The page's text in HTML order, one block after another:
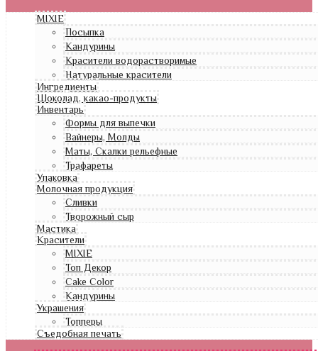
MIXIE
Посыпка
Кандурины
Красители водорастворимые
Натуральные красители
Ингредиенты
Шоколад, какао-продукты
Инвентарь
Формы для выпечки
Вайнеры, Молды
Маты, Скалки рельефные
Трафареты
Упаковка
Молочная продукция
Сливки
Творожный сыр
Мастика
Красители
MIXIE
Топ Декор
Cake Color
Кандурины
Украшения
Топперы
Съедобная печать